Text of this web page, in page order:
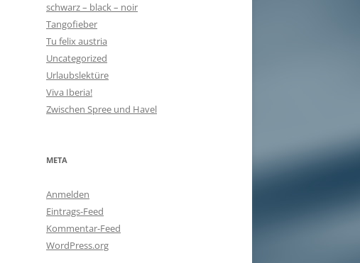
schwarz – black – noir
Tangofieber
Tu felix austria
Uncategorized
Urlaubslektüre
Viva Iberia!
Zwischen Spree und Havel
META
Anmelden
Eintrags-Feed
Kommentar-Feed
WordPress.org